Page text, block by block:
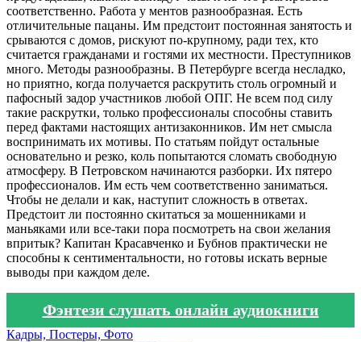
соответственно. Работа у ментов разнообразная. Есть
отличительные пацаны. Им предстоит постоянная занятость и
срываются с домов, рискуют по-крупному, ради тех, кто
считается гражданами и гостями их местности. Преступников
много. Методы разнообразны. В Петербурге всегда несладко,
но приятно, когда получается раскрутить столь огромный и
пафосный задор участников любой ОПГ. Не всем под силу
такие раскрутки, только профессионалы способны ставить
перед фактами настоящих антизаконников. Им нет смысла
воспринимать их мотивы. По статьям пойдут остальные
основательно и резко, коль попытаются сломать свободную
атмосферу. В Петровском начинаются разборки. Их пятеро
профессионалов. Им есть чем соответственно заниматься.
Чтобы не делали и как, наступит сложность в ответах.
Предстоит ли постоянно скитаться за мошенниками и
маньяками или все-таки пора посмотреть на свои желания
впритык? Капитан Красавченко и Бубнов практически не
способны к сентиментальности, но готовы искать верные
выводы при каждом деле.
Фэнтези слушать онлайн аудиокниги
Кадры, Постеры, Фото